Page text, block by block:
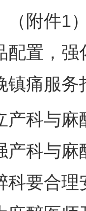
（附件1
配置，
镇痛服
科与麻
产科与
科要合